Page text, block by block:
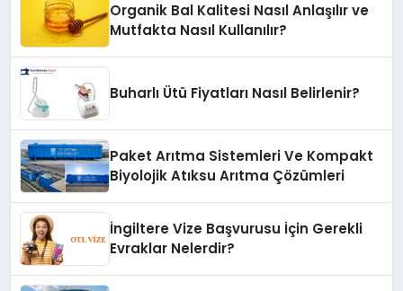
Organik Bal Kalitesi Nasıl Anlaşılır ve
Mutfakta Nasıl Kullanılır?
Buharlı Ütü Fiyatları Nasıl Belirlenir?
Paket Arıtma Sistemleri Ve Kompakt
Biyolojik Atıksu Arıtma Çözümleri
İngiltere Vize Başvurusu İçin Gerekli
Evraklar Nelerdir?